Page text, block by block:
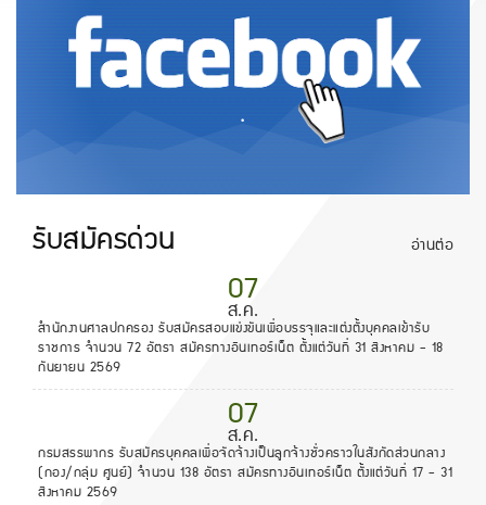
.
รับสมัครด่วน อ่านต่อ
07
ส.ค.
สำนักงานศาลปกครอง รับสมัครสอบแข่งขันเพื่อบรรจุและแต่งตั้งบุคคลเข้ารับ
ราชการ จำนวน 72 อัตรา สมัครทางอินเทอร์เน็ต ตั้งแต่วันที่ 31 สิงหาคม - 18
กันยายน 2569
07
ส.ค.
กรมสรรพากร รับสมัครบุคคลเพื่อจัดจ้างเป็นลูกจ้างชั่วคราวในสังกัดส่วนกลาง
(กอง/กลุ่ม ศูนย์) จำนวน 138 อัตรา สมัครทางอินเทอร์เน็ต ตั้งแต่วันที่ 17 - 31
สิงหาคม 2569